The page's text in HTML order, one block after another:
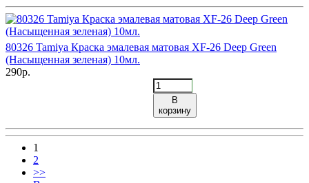
80326 Tamiya Краска эмалевая матовая XF-26 Deep Green
(Насыщенная зеленая) 10мл.
290р.
В
корзину
1
2
>>